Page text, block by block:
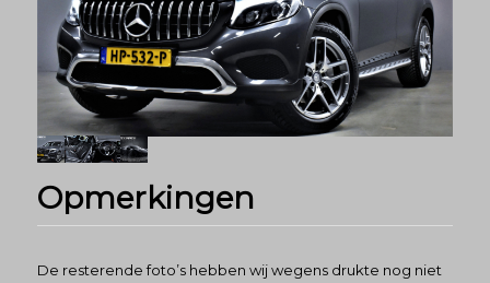
Opmerkingen
De resterende foto’s hebben wij wegens drukte nog niet